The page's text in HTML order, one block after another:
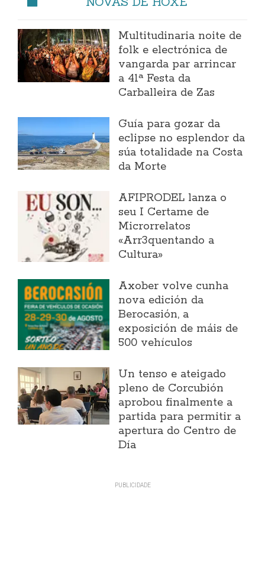
Multitudinaria noite de
folk e electrónica de
vangarda par arrincar
a 41ª Festa da
Carballeira de Zas
Guía para gozar da
eclipse no esplendor da
súa totalidade na Costa
da Morte
AFIPRODEL lanza o
seu I Certame de
Microrrelatos
«Arr3quentando a
Cultura»
Axober volve cunha
nova edición da
Berocasión, a
exposición de máis de
500 vehículos
Un tenso e ateigado
pleno de Corcubión
aprobou finalmente a
partida para permitir a
apertura do Centro de
Día